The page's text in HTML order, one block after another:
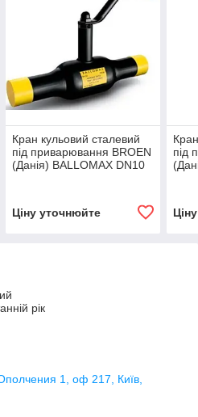
Кран кульовий сталевий
під приварювання BROEN
(Данія) BALLOMAX DN10
Ціну уточнюйте
під
рік
1, оф 217, Київ,